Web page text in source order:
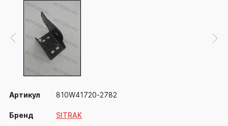
Артикул 810W41720-2782
Бренд SITRAK